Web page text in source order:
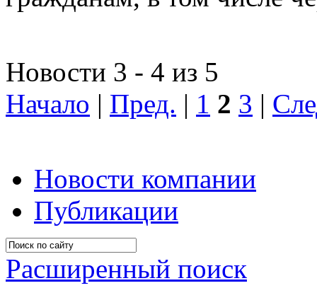
Новости 3 - 4 из 5
Начало | Пред. | 1 2 3 |
Новости компании
Публикации
Расширенный поиск